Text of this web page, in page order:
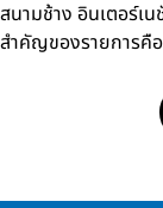
สนามช้าง อินเตอร์เ
สำคัญของรายการคื
15 คน ได้ลงสนามป
SPACECAB 2.2